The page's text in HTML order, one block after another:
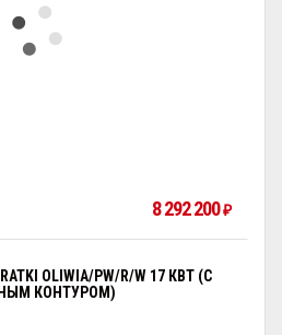
8 292 200₽
OLIWIA/PW/R/W 17 КВТ (С
КОНТУРОМ)